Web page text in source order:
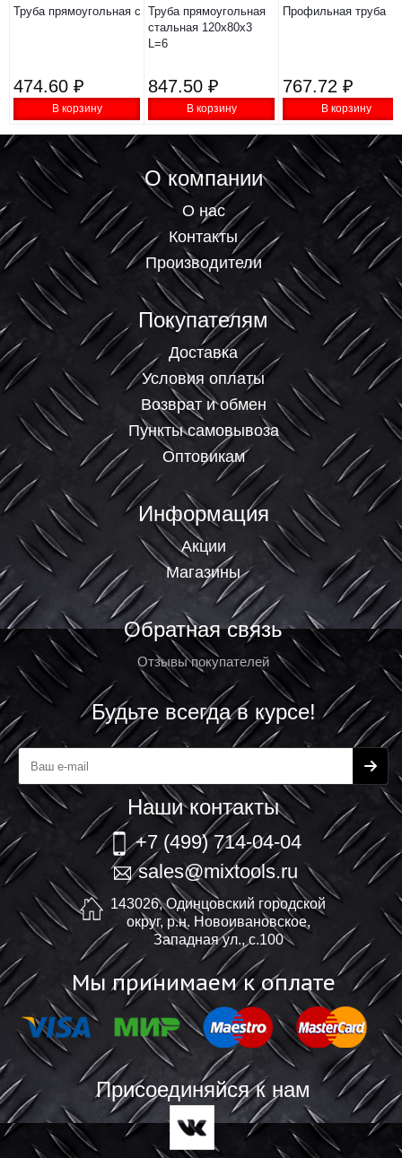
Труба прямоугольная стальная 80х40х2 L=6
474.60 ₽
В корзину
Труба прямоугольная
стальная 120х80х3
L=6
847.50 ₽
В корзину
Профильная труба
767.72 ₽
В корзину
О компании
О нас
Контакты
Производители
Покупателям
Доставка
Условия оплаты
Возврат и обмен
Пункты самовывоза
Оптовикам
Информация
Акции
Магазины
Обратная связь
Отзывы покупателей
Будьте всегда в курсе!
Наши контакты
+7 (499) 714-04-04
sales@mixtools.ru
143026, Одинцовский городской
округ, р.н. Новоивановское,
Западная ул., с.100
Мы принимаем к оплате
Присоединяйся к нам